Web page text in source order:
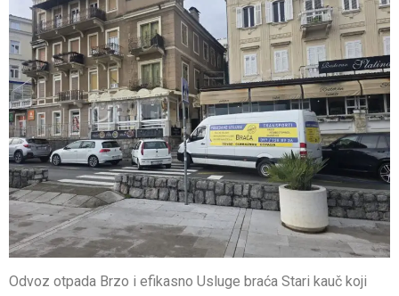
Odvoz otpada Brzo i efikasno Usluge braća Stari kauč koji